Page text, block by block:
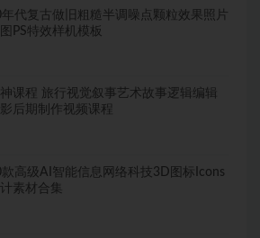
年代复古做旧粗糙半调噪点颗粒效果照片
PS特效样机模板
神课程 旅行视觉叙事艺术故事逻辑编辑
后期制作视频课程
款高级AI智能信息网络科技3D图标Icons
素材合集